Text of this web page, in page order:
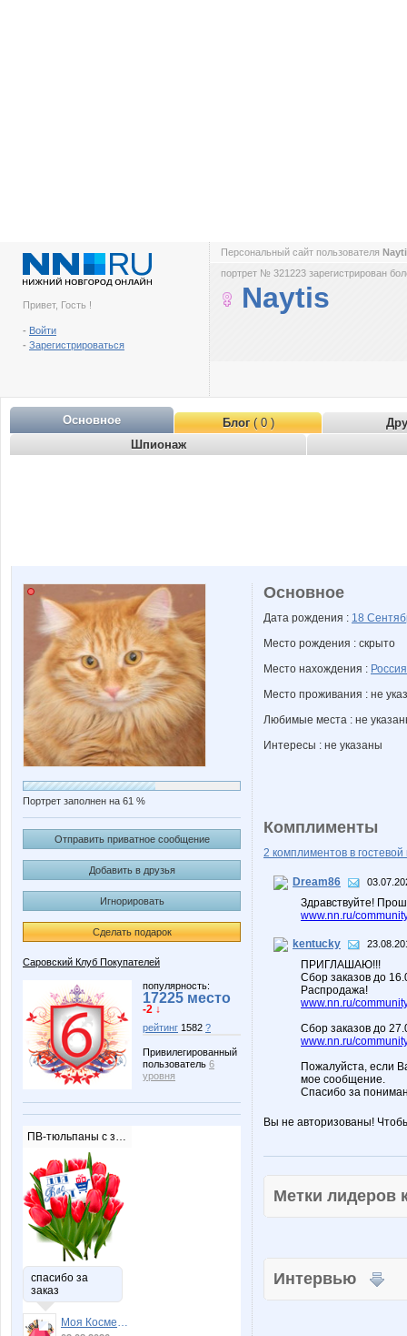
Привет, Гость !
- Войти
- Зарегистрироваться
Персональный сайт пользователя
портрет № 321223 зарегистрирован
Naytis
Основное Блог( 0 )
Шпионаж
Портрет заполнен на 61 %
Отправить приватное сообщение
Добавить в друзья
Игнорировать
Сделать подарок
Саровский Клуб Покупателей
популярность:
17225 место
-2 ↓
рейтинг 1582 ?
Привилегированный
пользователь 6
уровня
ПВ-тюльпаны с запиской
спасибо за
заказ
Моя Косметичка
Основное
Дата рождения : 18
Место рождения : скрыто
Место нахождения : Россия
Место проживания : не
Любимые места : не
Интересы : не указаны
Комплименты
2 комплиментов в гостевой
Dream86
Здравствуйте!
www.nn.ru/
kentucky
ПРИГЛАШАЮ!!!
Сбор заказов до
Распродажа!
www.nn.ru/
Сбор заказов до
www.nn.ru/
Пожалуйста, если
мое сообщение.
Спасибо за
Вы не авторизованы!
Метки
Интервью